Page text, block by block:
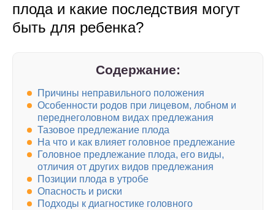
плода и какие последствия могут
быть для ребенка?
Содержание:
Причины неправильного положения
Особенности родов при лицевом, лобном и
переднеголовном видах предлежания
Тазовое предлежание плода
На что и как влияет головное предлежание
Головное предлежание плода, его виды,
отличия от других видов предлежания
Позиции плода в утробе
Опасность и риски
Подходы к диагностике головного